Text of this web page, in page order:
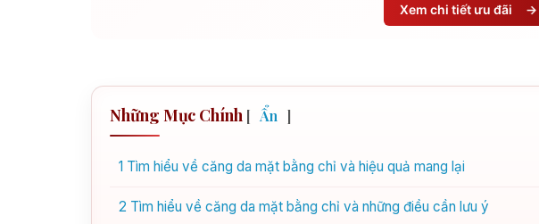
Xem chi tiết ưu đãi →
Những Mục Chính [ Ẩn ]
1 Tìm hiểu về căng da mặt bằng chỉ và hiệu quả mang lại
2 Tìm hiểu về căng da mặt bằng chỉ và những điều cần lưu ý